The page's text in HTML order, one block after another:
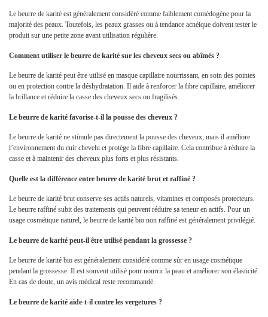
Le beurre de karité est généralement considéré comme faiblement comédogène pour la
majorité des peaux. Toutefois, les peaux grasses ou à tendance acnéique doivent tester le
produit sur une petite zone avant utilisation régulière.
Comment utiliser le beurre de karité sur les cheveux secs ou abîmés ?
Le beurre de karité peut être utilisé en masque capillaire nourrissant, en soin des pointes
ou en protection contre la déshydratation. Il aide à renforcer la fibre capillaire, améliorer
la brillance et réduire la casse des cheveux secs ou fragilisés.
Le beurre de karité favorise-t-il la pousse des cheveux ?
Le beurre de karité ne stimule pas directement la pousse des cheveux, mais il améliore
l’environnement du cuir chevelu et protège la fibre capillaire. Cela contribue à réduire la
casse et à maintenir des cheveux plus forts et plus résistants.
Quelle est la différence entre beurre de karité brut et raffiné ?
Le beurre de karité brut conserve ses actifs naturels, vitamines et composés protecteurs.
Le beurre raffiné subit des traitements qui peuvent réduire sa teneur en actifs. Pour un
usage cosmétique naturel, le beurre de karité bio non raffiné est généralement privilégié.
Le beurre de karité peut-il être utilisé pendant la grossesse ?
Le beurre de karité bio est généralement considéré comme sûr en usage cosmétique
pendant la grossesse. Il est souvent utilisé pour nourrir la peau et améliorer son élasticité.
En cas de doute, un avis médical reste recommandé.
Le beurre de karité aide-t-il contre les vergetures ?